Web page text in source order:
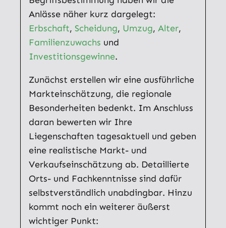
Anlässe näher kurz dargelegt:
Erbschaft, Scheidung, Umzug,Alter,
Familienzuwachs und
Investitionsgewinne.
Zunächst erstellen wir eine ausführliche
Markteinschätzung, die regionale
Besonderheiten bedenkt. Im Anschluss
daran bewerten wir Ihre
Liegenschaften tagesaktuell und geben
eine realistische Markt- und
Verkaufseinschätzung ab. Detaillierte
Orts- und Fachkenntnisse sind dafür
selbstverständlich unabdingbar. Hinzu
kommt noch ein weiterer äußerst
wichtiger Punkt: